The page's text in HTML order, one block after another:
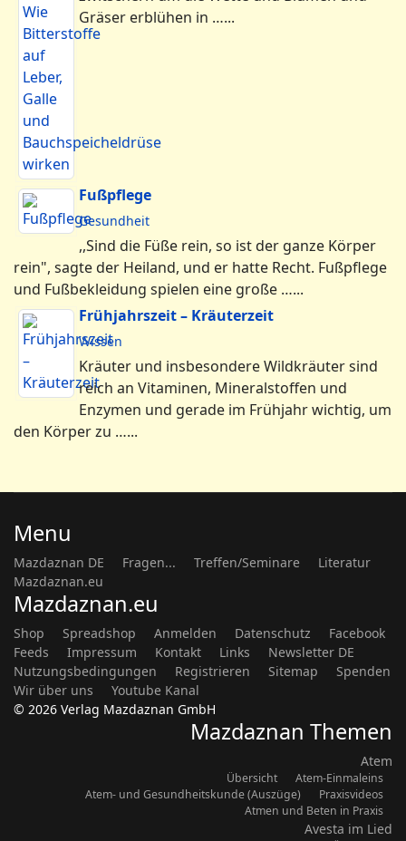
,,Sind die Füße rein, so ist der ganze Körper
rein", sagte der Heiland, und er hatte Recht. Fußpflege
und Fußbekleidung spielen eine große …...
Frühjahrszeit – Kräuterzeit
Wissen
Kräuter und insbesondere Wildkräuter sind
reich an Vitaminen, Mineralstoffen und
Enzymen und gerade im Frühjahr wichtig, um
den Körper zu …...
Menu
Shop Spreadshop
Nutzungsbedingungen
Registrieren Sitemap
Spenden
Wir über uns
© 2026 Verlag Mazdaznan GmbH
Mazdaznan Themen
Übersicht
Atem-Einmaleins
Atem- und Gesundheitskunde (Auszüge)
Avesta im Lied
Ernährung
Vegetarische Perlen (Kochbuch)
Gesundheit
Erfahrungsberichte
Haus- und Pflegemittel
Themenblätter H. Kihm